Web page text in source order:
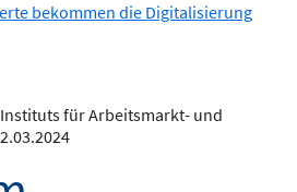
bekommen die Digitalisierung
für Arbeitsmarkt- und